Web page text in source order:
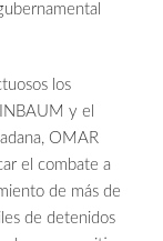
los
y el
OMAR
el combate a
de más de
de detenidos